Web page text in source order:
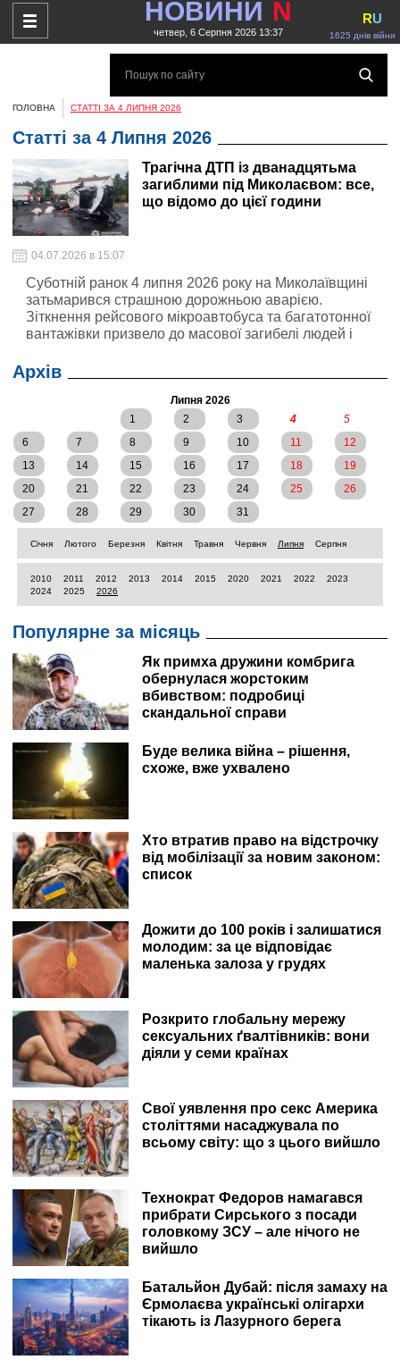
НОВИНИ N
четвер, 6 Серпня 2026 13:37 1625 днів війни
RU
ГОЛОВНА СТАТТІ ЗА 4 ЛИПНЯ 2026
Статті за 4 Липня 2026
Трагічна ДТП із дванадцятьма
загиблими під Миколаєвом: все,
що відомо до цієї години
04.07.2026 в 15:07
Суботній ранок 4 липня 2026 року на Миколаївщині
затьмарився страшною дорожньою аварією.
Зіткнення рейсового мікроавтобуса та багатотонної
вантажівки призвело до масової загибелі людей і
Архів
Липня 2026
1
2 3 4
5
6
7 8 9 10 11
12
13
14 15 16 17 18
19
20
21 22 23 24 25
26
27
28 29 30 31
Січня Лютого Березня Квітня Травня Червня Липня Серпня
2010 2011 2012 2013 2014 2015 2020 2021 2022
2023
2024
2025 2026
Популярне за місяць
Як примха дружини комбрига
обернулася жорстоким
вбивством: подробиці
скандальної справи
Буде велика війна – рішення,
схоже, вже ухвалено
Хто втратив право на відстрочку
від мобілізації за новим законом:
список
Дожити до 100 років і залишатися
молодим: за це відповідає
маленька залоза у грудях
Розкрито глобальну мережу
сексуальних ґвалтівників: вони
діяли у семи країнах
Свої уявлення про секс Америка
століттями насаджувала по
всьому світу: що з цього вийшло
Технократ Федоров намагався
прибрати Сирського з посади
головкому ЗСУ – але нічого не
вийшло
Батальйон Дубай: після замаху на
Єрмолаєва українські олігархи
тікають із Лазурного берега